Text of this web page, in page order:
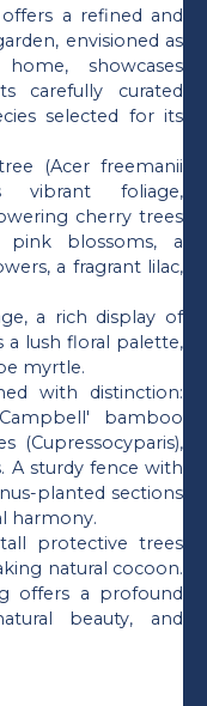
a refined and
envisioned as
showcases
carefully curated
selected for its
(Acer freemanii
vibrant foliage,
cherry trees
pink blossoms, a
a fragrant lilac,
a rich display of
a lush floral palette,
myrtle.
with distinction:
bamboo
(Cupressocyparis),
A sturdy fence with
planted sections
harmony.
protective trees
natural cocoon.
offers a profound
beauty, and